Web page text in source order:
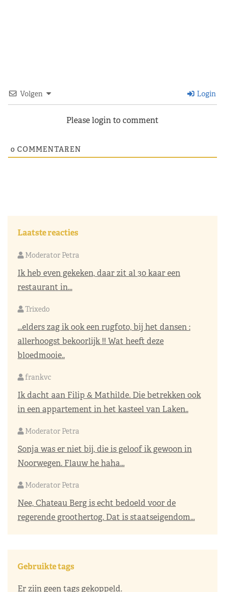
Volgen Login
Please login to comment
0 COMMENTAREN
Laatste reacties
Moderator Petra
Ik heb even gekeken, daar zit al 30 kaar een
restaurant in...
Trixedo
...elders zag ik ook een rugfoto, bij het dansen :
allerhoogst bekoorlijk !! Wat heeft deze
bloedmooie..
frankvc
Ik dacht aan Filip & Mathilde. Die betrekken ook
in een appartement in het kasteel van Laken..
Moderator Petra
Sonja was er niet bij, die is geloof ik gewoon in
Noorwegen. Flauw he haha...
Moderator Petra
Nee, Chateau Berg is echt bedoeld voor de
regerende groothertog. Dat is staatseigendom...
Gebruikte tags
Er zijn geen tags gekoppeld.